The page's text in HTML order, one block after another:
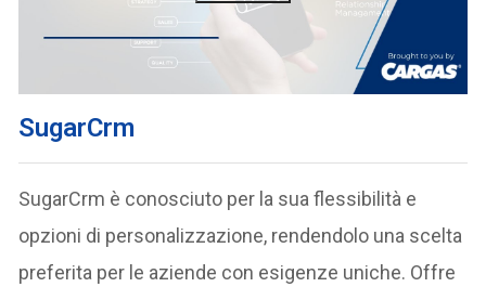
SugarCrm
SugarCrm è conosciuto per la sua flessibilità e
opzioni di personalizzazione, rendendolo una scelta
preferita per le aziende con esigenze uniche. Offre